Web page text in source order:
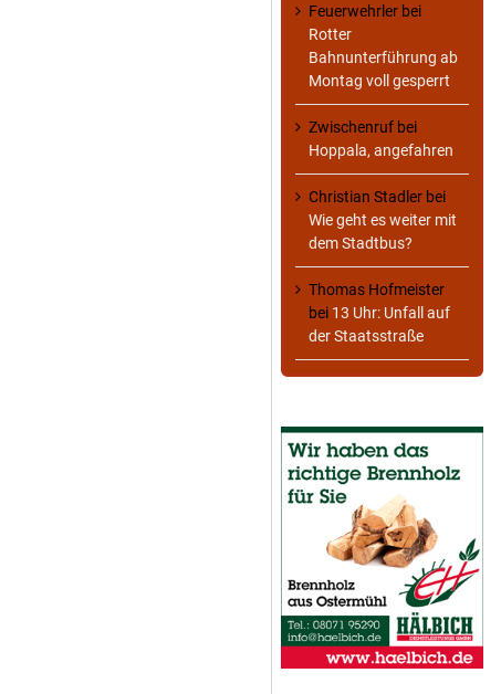
Feuerwehrler bei
Rotter
Bahnunterführung ab
Montag voll gesperrt
Zwischenruf bei
Hoppala, angefahren
Christian Stadler bei
Wie geht es weiter mit
dem Stadtbus?
Thomas Hofmeister
bei 13 Uhr: Unfall auf
der Staatsstraße